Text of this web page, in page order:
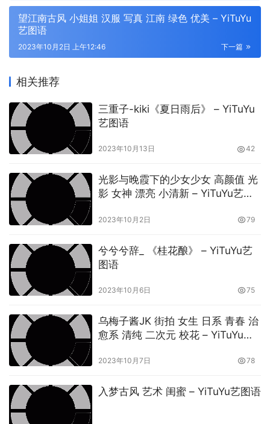
望江南古风 小姐姐 汉服 写真 江南 绿色 优美 – YiTuYu
艺图语
下一篇
2023年10月2日 上午12:46
相关推荐
三重子-kiki《夏日雨后》 – YiTuYu
艺图语
2023年10月13日 42
光影与晚霞下的少女少女 高颜值 光
影 女神 漂亮 小清新 – YiTuYu艺图
2023年10月2日 79
兮兮兮辞_ 《桂花酿》 – YiTuYu艺
图语
2023年10月6日 75
乌梅子酱JK 街拍 女生 日系 青春 治
愈系 清纯 二次元 校花 – YiTuYu艺
2023年10月7日 78
入梦古风 艺术 闺蜜 – YiTuYu艺图语